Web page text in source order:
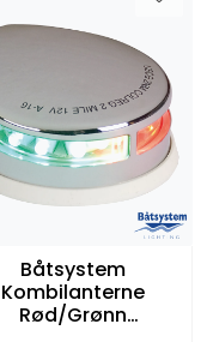
Båtsystem
Kombilanterne
Rød/Grønn